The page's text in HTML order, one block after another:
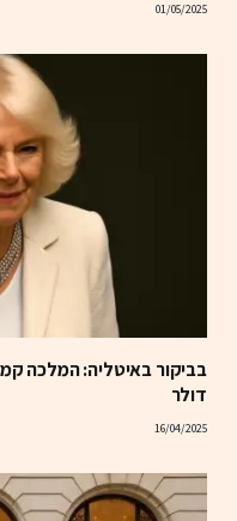
01/05/2025
דולר
16/04/2025